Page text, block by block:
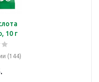
10 г
(144)